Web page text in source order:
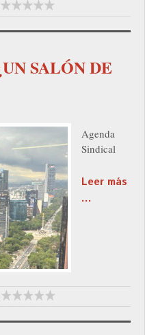
SALÓN DE
Agenda
Sindical
Leer más
...